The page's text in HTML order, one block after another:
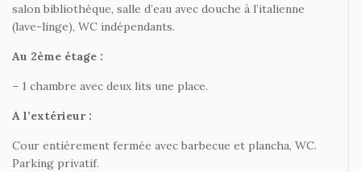
salon bibliothèque, salle d’eau avec douche à l’italienne
(lave-linge), WC indépendants.
Au 2ème étage :
– 1 chambre avec deux lits une place.
A l’extérieur :
Cour entièrement fermée avec barbecue et plancha, WC.
Parking privatif.